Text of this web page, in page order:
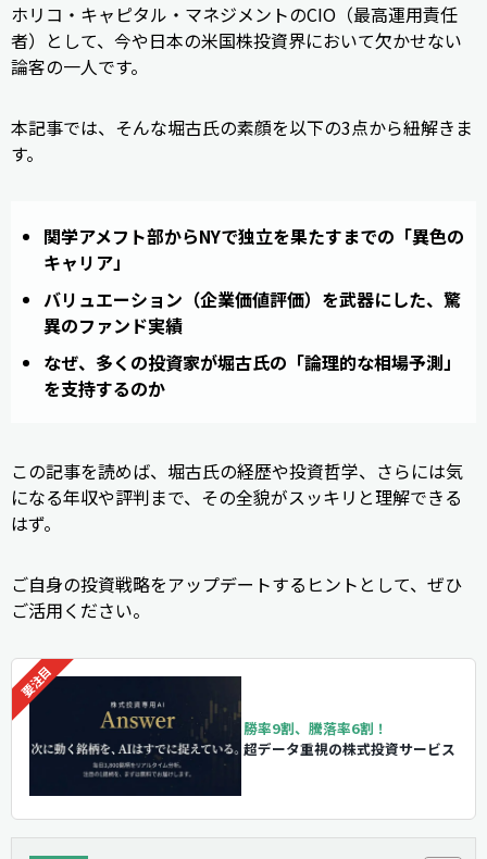
ホリコ・キャピタル・マネジメントのCIO（最高運用責任
者）として、今や日本の米国株投資界において欠かせない
論客の一人です。
本記事では、そんな堀古氏の素顔を以下の3点から紐解きま
す。
関学アメフト部からNYで独立を果たすまでの「異色の
キャリア」
バリュエーション（企業価値評価）を武器にした、驚
異のファンド実績
なぜ、多くの投資家が堀古氏の「論理的な相場予測」
を支持するのか
この記事を読めば、堀古氏の経歴や投資哲学、さらには気
になる年収や評判まで、その全貌がスッキリと理解できる
はず。
ご自身の投資戦略をアップデートするヒントとして、ぜひ
ご活用ください。
勝率9割、騰落率6割！
超データ重視の株式投資サービス